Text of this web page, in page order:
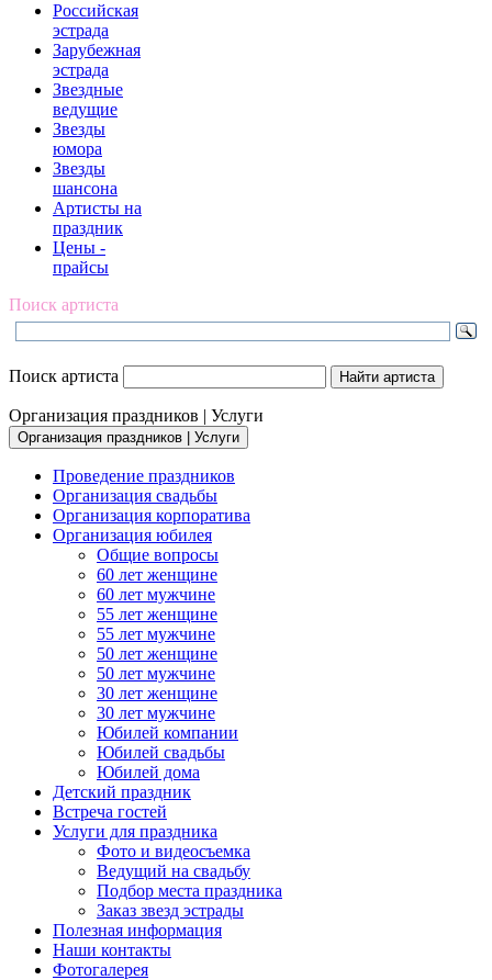
Российская
эстрада
Зарубежная
эстрада
Звездные
ведущие
Звезды
юмора
Звезды
шансона
Артисты на
праздник
Цены -
прайсы
Поиск артиста
Поиск артиста
Организация праздников | Услуги
Организация праздников | Услуги
Проведение праздников
Организация свадьбы
Организация корпоратива
Организация юбилея
Общие вопросы
60 лет женщине
60 лет мужчине
55 лет женщине
55 лет мужчине
50 лет женщине
50 лет мужчине
30 лет женщине
30 лет мужчине
Юбилей компании
Юбилей свадьбы
Юбилей дома
Детский праздник
Встреча гостей
Услуги для праздника
Фото и видеосъемка
Ведущий на свадьбу
Подбор места праздника
Заказ звезд эстрады
Полезная информация
Наши контакты
Фотогалерея